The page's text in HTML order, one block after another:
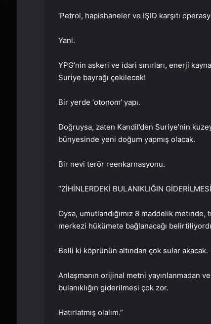
‘Petrol, hapishaneler ve IŞID karşıtı
Yani.
YPG’nin askeri ve idari sınırları, enerji
Suriye bayrağı çekilecek!
Bir yerde ‘otonom’ yapı.
Doğruysa, zaten Kandil’den Suriye’nin
bünyesinde yeni doğum yapmış olacak.
Bir nevi terör reenkarnasyonu.
“ZİHİNLERDEKİ BULANIKLIĞIN
Oysa, umutlandığımız 8 maddelik
merkezi hükümete bağlanacağı
Belli ki köprünün altından çok sular akacak.
Anlaşmanın orijinal metni yayınlanmadan
bulanıklığın giderilmesi çok zor.
Hatırlatmış olalım.”